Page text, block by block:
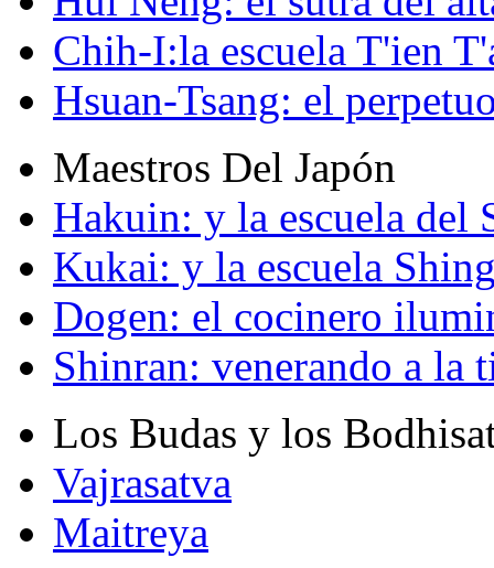
Chih-I:la escuela T'ien
Hsuan-Tsang: el
Maestros Del Japón
Hakuin: y la escuela del
Kukai: y la escuela
Dogen: el cocinero
Shinran: venerando a la
Los Budas y los
Vajrasatva
Maitreya